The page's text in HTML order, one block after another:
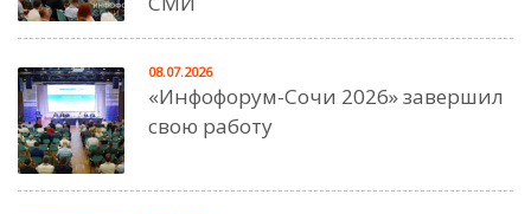
«Инфофорум-Сочи 2026» завершил
свою работу
08.07.2026